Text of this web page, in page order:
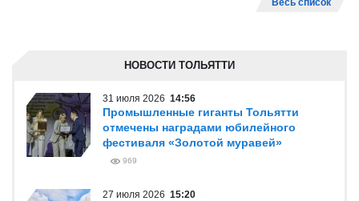
Весь список
НОВОСТИ ТОЛЬЯТТИ
31 июля 2026 14:56
Промышленные гиганты Тольятти
отмечены наградами юбилейного
фестиваля «Золотой муравей»
969
27 июля 2026 15:20